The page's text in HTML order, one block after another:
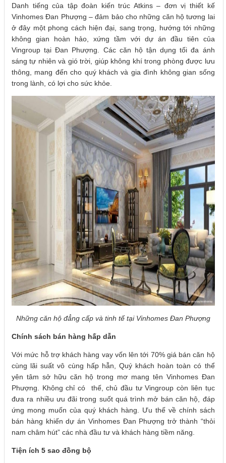
Danh tiếng của tập đoàn kiến trúc Atkins – đơn vị thiết kế
Vinhomes Đan Phượng – đảm bảo cho những căn hộ tương lai
ở đây một phong cách hiện đại, sang trọng, hướng tới những
không gian hoàn hảo, xứng tầm với dự án đầu tiên của
Vingroup tại Đan Phượng. Các căn hộ tận dụng tối đa ánh
sáng tự nhiên và gió trời, giúp không khí trong phòng được lưu
thông, mang đến cho quý khách và gia đình không gian sống
trong lành, có lợi cho sức khỏe.
Những căn hộ đẳng cấp và tinh tế tại Vinhomes Đan Phượng
Chính sách bán hàng hấp dẫn
Với mức hỗ trợ khách hàng vay vốn lên tới 70% giá bán căn hộ
cùng lãi suất vô cùng hấp hẫn, Quý khách hoàn toàn có thể
yên tâm sở hữu căn hộ trong mơ mang tên Vinhomes Đan
Phượng. Không chỉ có thế, chủ đầu tư Vingroup còn liên tục
đưa ra nhiều ưu đãi trong suốt quá trình mở bán căn hộ, đáp
ứng mong muốn của quý khách hàng. Ưu thế về chính sách
bán hàng khiến dự án Vinhomes Đan Phượng trở thành “thỏi
nam châm hút” các nhà đầu tư và khách hàng tiềm năng.
Tiện ích 5 sao đồng bộ